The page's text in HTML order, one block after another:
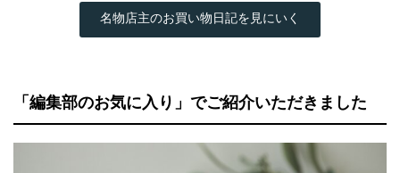
名物店主のお買い物日記を見にいく
「編集部のお気に入り」でご紹介いただきました